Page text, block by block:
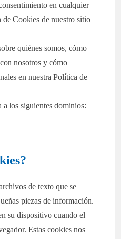
en cualquier
Cookies de nuestro sitio
quiénes somos, cómo
nosotros y cómo
en nuestra Política de
a los siguientes dominios:
de texto que se
piezas de información.
su dispositivo cuando el
Estas cookies nos